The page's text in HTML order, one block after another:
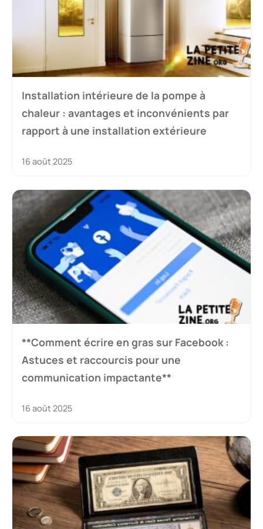
Installation intérieure de la pompe à
chaleur : avantages et inconvénients par
rapport à une installation extérieure
16 août 2025
**Comment écrire en gras sur Facebook :
Astuces et raccourcis pour une
communication impactante**
16 août 2025